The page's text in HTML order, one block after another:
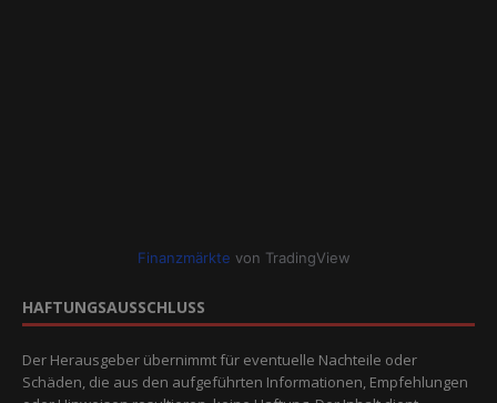
Finanzmärkte von TradingView
HAFTUNGSAUSSCHLUSS
Der Herausgeber übernimmt für eventuelle Nachteile oder
Schäden, die aus den aufgeführten Informationen, Empfehlungen